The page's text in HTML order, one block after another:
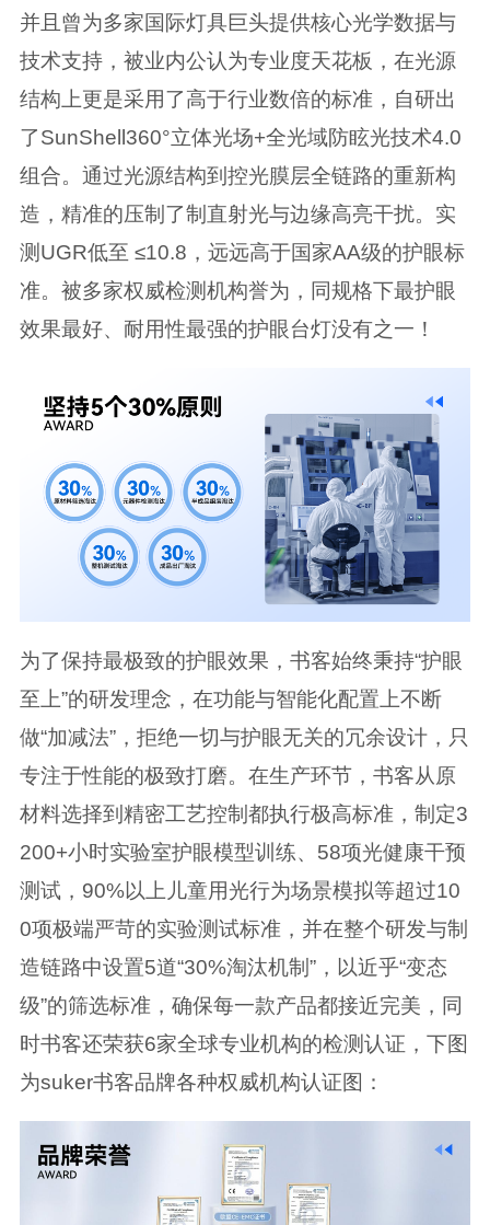
并且曾为多家国际灯具巨头提供核心光学数据与
技术支持，被业内公认为专业度天花板，在光源
结构上更是采用了高于行业数倍的标准，自研出
了SunShell360°立体光场+全光域防眩光技术4.0
组合。通过光源结构到控光膜层全链路的重新构
造，精准的压制了制直射光与边缘高亮干扰。实
测UGR低至 ≤10.8，远远高于国家AA级的护眼标
准。被多家权威检测机构誉为，同规格下最护眼
效果最好、耐用性最强的护眼台灯没有之一！
为了保持最极致的护眼效果，书客始终秉持“护眼
至上”的研发理念，在功能与智能化配置上不断
做“加减法”，拒绝一切与护眼无关的冗余设计，只
专注于性能的极致打磨。在生产环节，书客从原
材料选择到精密工艺控制都执行极高标准，制定3
200+小时实验室护眼模型训练、58项光健康干预
测试，90%以上儿童用光行为场景模拟等超过10
0项极端严苛的实验测试标准，并在整个研发与制
造链路中设置5道“30%淘汰机制”，以近乎“变态
级”的筛选标准，确保每一款产品都接近完美，同
时书客还荣获6家全球专业机构的检测认证，下图
为suker书客品牌各种权威机构认证图：